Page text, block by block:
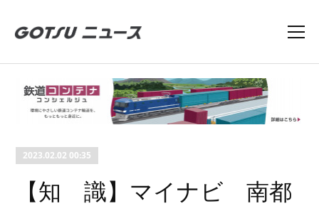
2023.02.02 00:35
【知 識】マイナビ 南都